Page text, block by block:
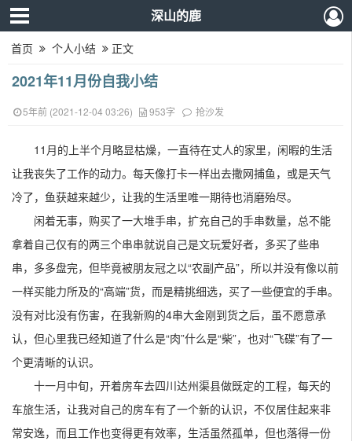
深山的鹿
首页 个人小结 正文
2021年11月份自我小结
5年前 (2021-12-04 03:26) 953字 抢沙发
11月的上半个月略显枯燥，一直待在丈人的家里，闲暇的生活
让我丧失了工作的动力。每天像打卡一样出去撒网捕鱼，或是天气
冷了，鱼获越来越少，让我的生活里唯一期待也消磨殆尽。
闲着无事，购买了一大堆手串，扩充自己的手串数量，总不能
拿着自己仅有的两三个串串就说自己是文玩爱好者，多买了些串
串，多多盘完，但毕竟被朋友冠之以“农副产品”，所以并没有像以前
一样买能力所及的“高端”货，而是精挑细选，买了一些便宜的手串。
没有对比没有伤害，在我新购的4串大金刚到货之后，虽不愿意承
认，但心里我已经知道了什么是“肉”什么是“柴”，也对“飞碟”有了一
个更清晰的认识。
十一月中旬，开着房车去四川达州渠县做既定的工程，每天的
车旅生活，让我对自己的房车有了一个新的认识，不仅居住起来非
常安逸，而且工作也变得更有效率，生活虽然孤单，但也落得一份